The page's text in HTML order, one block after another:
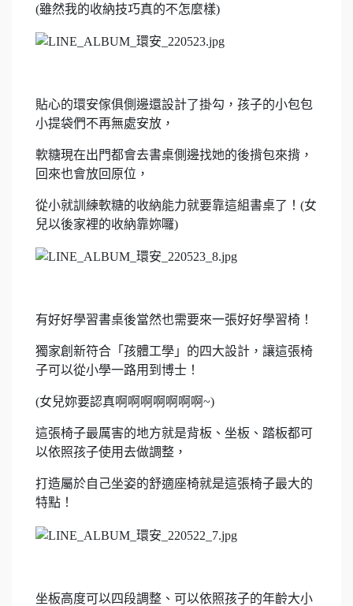
(雖然我的收納技巧真的不怎麼樣)
貼心的環安傢俱側邊還設計了掛勾，孩子的小包包
小提袋們不再無處安放，
軟糖現在出門都會去書桌側邊找她的後揹包來揹，
回來也會放回原位，
從小就訓練軟糖的收納能力就要靠這組書桌了！(女
兒以後家裡的收納靠妳囉)
有好好學習書桌後當然也需要來一張好好學習椅！
獨家創新符合「孩體工學」的四大設計，讓這張椅
子可以從小學一路用到博士！
(女兒妳要認真啊啊啊啊啊啊啊~)
這張椅子最厲害的地方就是背板、坐板、踏板都可
以依照孩子使用去做調整，
打造屬於自己坐姿的舒適座椅就是這張椅子最大的
特點！
坐板高度可以四段調整、可以依照孩子的年齡大小